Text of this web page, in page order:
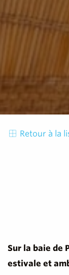
Retour à la
Sur la baie de
estivale et